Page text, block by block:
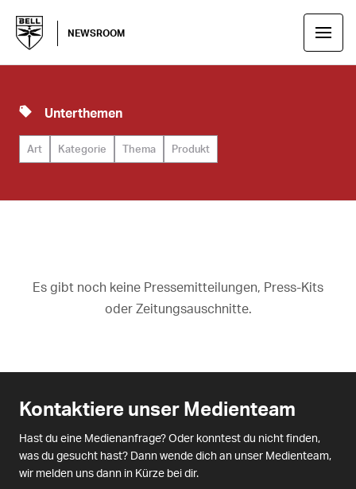
NEWSROOM
Unterthemen
Art Kategorie Thema Produkt
Es gibt noch keine Pressemitteilungen, Press-Kits
oder Zeitungsauschnitte.
Kontaktiere unser Medienteam
Hast du eine Medienanfrage? Oder konntest du nicht finden,
was du gesucht hast? Dann wende dich an unser Medienteam,
wir melden uns dann in Kürze bei dir.